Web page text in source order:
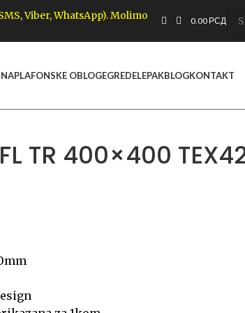
Viber, WhatsApp). Molimo
0.00 РСД
PLAFONSKE OBLOGEGREDELEPAKBLOGKONTAKT
TR 400×400